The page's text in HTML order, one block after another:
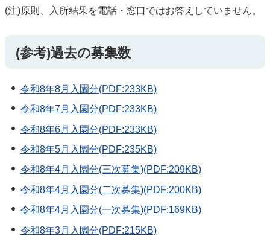
(注)原則、入所結果を電話・窓口ではお答えしていません。
(参考)過去の募集数
令和8年8月入園分(PDF:233KB)
令和8年7月入園分(PDF:233KB)
令和8年6月入園分(PDF:233KB)
令和8年5月入園分(PDF:235KB)
令和8年4月入園分(三次募集)(PDF:209KB)
令和8年4月入園分(二次募集)(PDF:200KB)
令和8年4月入園分(一次募集)(PDF:169KB)
令和8年3月入園分(PDF:215KB)